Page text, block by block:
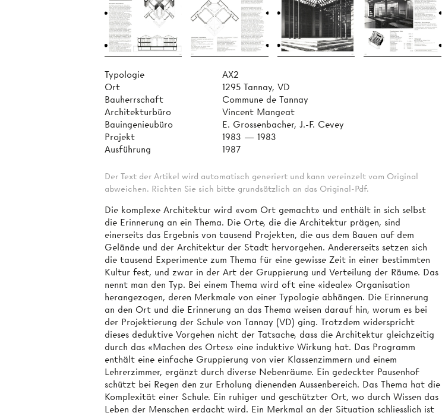
Typologie
AX2
Ort
1295 Tannay, VD
Bauherrschaft
Commune de Tannay
Architekturbüro
Vincent Mangeat
Bauingenieubüro
E. Grossenbacher, J.-F. Cevey
Projekt
1983 — 1983
Ausführung
1987
Der Text der Artikel wird automatisch generiert und kann vereinzelt vom Original
abweichen. Richten Sie sich bitte grundsätzlich an das Original-Pdf.
Die komplexe Architektur wird «vom Ort gemacht» und enthält in sich selbst
die Erinnerung an ein Thema. Die Orte, die die Architektur prägen, sind
einerseits das Ergebnis von tausend Projekten, die aus dem Bauen auf dem
Gelände und der Architektur der Stadt hervorgehen. Andererseits setzen sich
die tausend Experimente zum Thema für eine gewisse Zeit in einer bestimmten
Kultur fest, und zwar in der Art der Gruppierung und Verteilung der Räume. Das
nennt man den Typ. Bei einem Thema wird oft eine «ideale» Organisation
herangezogen, deren Merkmale von einer Typologie abhängen. Die Erinnerung
an den Ort und die Erinnerung an das Thema weisen darauf hin, worum es bei
der Projektierung der Schule von Tannay (VD) ging. Trotzdem widerspricht
dieses deduktive Vorgehen nicht der Tatsache, dass die Architektur gleichzeitig
durch das «Machen des Ortes» eine induktive Wirkung hat. Das Programm
enthält eine einfache Gruppierung von vier Klassenzimmern und einem
Lehrerzimmer, ergänzt durch diverse Nebenräume. Ein gedeckter Pausenhof
schützt bei Regen den zur Erholung dienenden Aussenbereich. Das Thema hat die
Komplexität einer Schule. Ein ruhiger und geschützter Ort, wo durch Wissen das
Leben der Menschen erdacht wird. Ein Merkmal an der Situation schliesslich ist